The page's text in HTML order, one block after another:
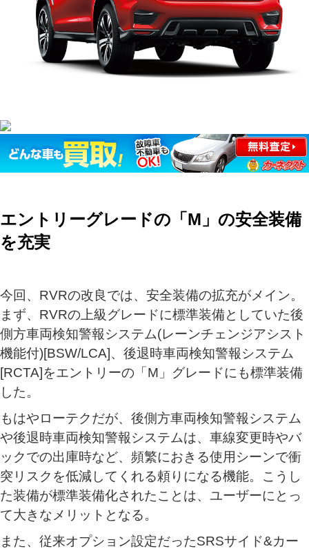
エントリーグレードの「M」の安全装備
を充実
今回、RVRの改良では、安全装備の拡充がメイン。
まず、RVRの上級グレードに標準装備としていた後
側方車両検知警報システム(レーンチェンジアシスト
機能付)[BSW/LCA]、後退時車両検知警報システム
[RCTA]をエントリーの「M」グレードにも標準装備
した。
もはやローテクだが、後側方車両検知警報システム
や後退時車両検知警報システムは、車線変更時やバ
ックでの出庫時など、頻繁におきる使用シーンで衝
突リスクを低減してくれる頼りになる機能。こうし
た装備が標準装備化されたことは、ユーザーにとっ
て大きなメリットとなる。
また、従来オプション設定だったSRSサイド&カー